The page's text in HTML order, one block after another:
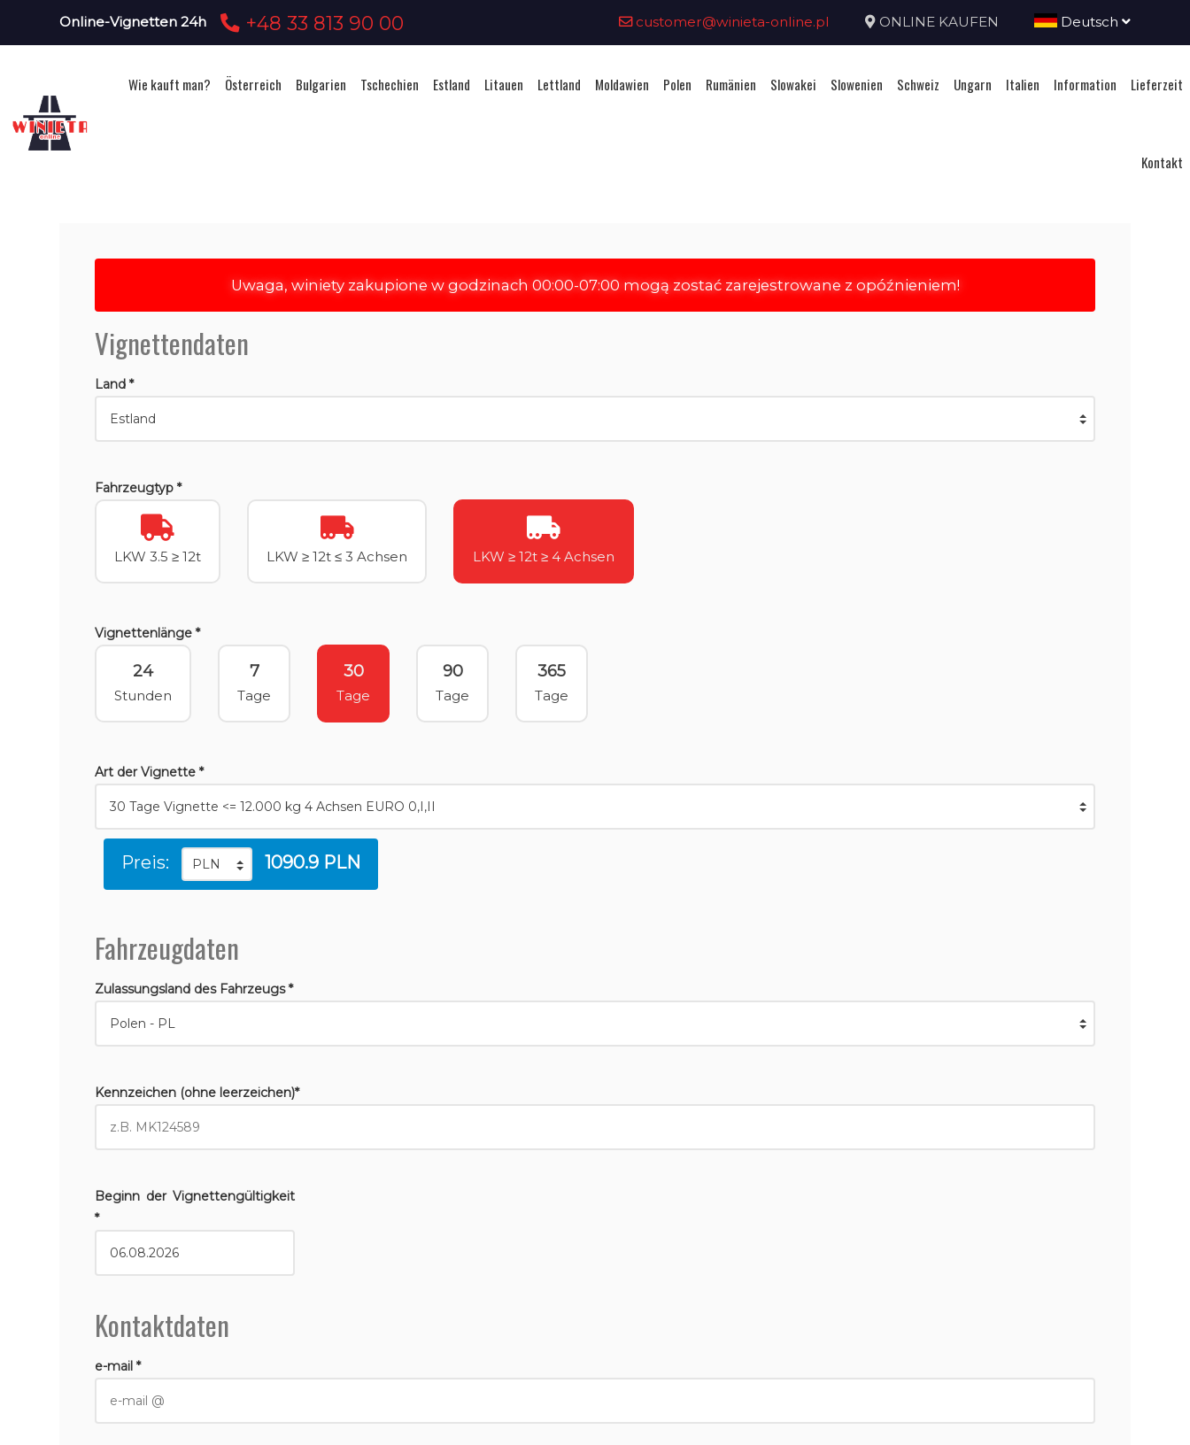
Online-Vignetten 24h +48 33 813 90 00 customer@winieta-online.pl ONLINE KAUFEN Deutsch
Wie kauft man? Österreich Bulgarien Tschechien Estland Litauen Lettland Moldawien Polen Rumänien Slowakei Slowenien Schweiz Ungarn Italien Information Lieferzeit
Kontakt
Uwaga, winiety zakupione w godzinach 00:00-07:00 mogą zostać zarejestrowane z opóźnieniem!
Vignettendaten
Land *
Fahrzeugtyp *
LKW 3.5 ≥ 12t LKW ≥ 12t ≤ 3 Achsen LKW ≥ 12t ≥ 4 Achsen
Vignettenlänge *
24
Stunden
7
Tage
30
Tage
90
Tage
365
Tage
Art der Vignette *
Preis: 1090.9 PLN
Fahrzeugdaten
Zulassungsland des Fahrzeugs *
Kennzeichen (ohne leerzeichen)*
Beginn der Vignettengültigkeit
*
Kontaktdaten
e-mail *